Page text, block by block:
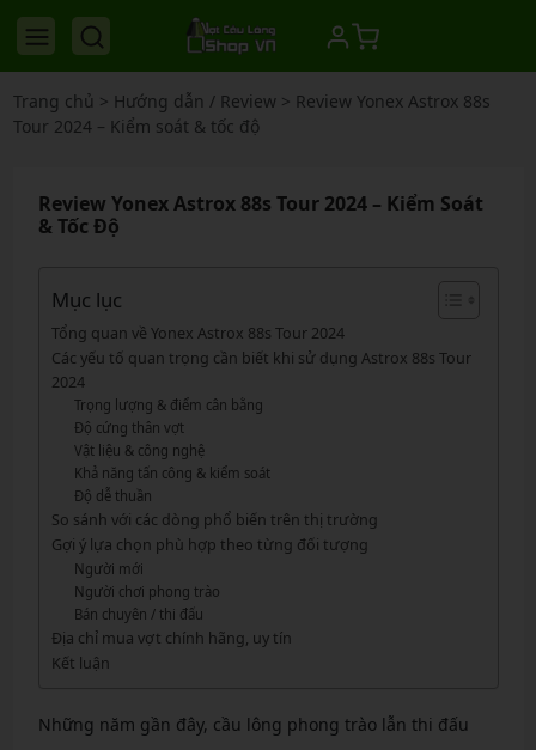
Trang chủ > Hướng dẫn / Review> Review Yonex Astrox 88s
Tour 2024 – Kiểm soát & tốc độ
Review Yonex Astrox 88s Tour 2024 – Kiểm Soát
& Tốc Độ
Mục lục
Tổng quan về Yonex Astrox 88s Tour 2024
Các yếu tố quan trọng cần biết khi sử dụng Astrox 88s Tour
2024
Trọng lượng & điểm cân bằng
Độ cứng thân vợt
Vật liệu & công nghệ
Khả năng tấn công & kiểm soát
Độ dễ thuần
So sánh với các dòng phổ biến trên thị trường
Gợi ý lựa chọn phù hợp theo từng đối tượng
Người mới
Người chơi phong trào
Bán chuyên / thi đấu
Địa chỉ mua vợt chính hãng, uy tín
Kết luận
Những năm gần đây, cầu lông phong trào lẫn thi đấu